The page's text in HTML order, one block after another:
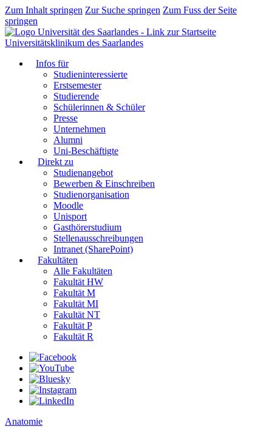
Zum Inhalt springen Zur Suche springen Zum Fuss der Seite
springen
Universitätsklinikum des Saarlandes
Infos für
Studieninteressierte
Erstsemester
Studierende
Schülerinnen & Schüler
Presse
Unternehmen
Alumni
Uni-Beschäftigte
Direkt zu
Studienangebot
Bewerben & Einschreiben
Studienorganisation
Moodle
Unisport
Gasthörerstudium
Stellenausschreibungen
Intranet (SharePoint)
Fakultäten
Alle Fakultäten
Fakultät HW
Fakultät M
Fakultät MI
Fakultät NT
Fakultät P
Fakultät R
Anatomie